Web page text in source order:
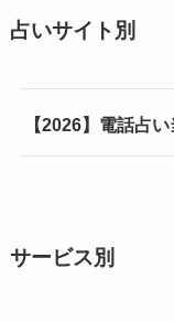
占いサイト別
【2026】電話占
サービス別